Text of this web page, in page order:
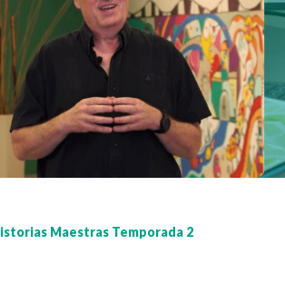
e información
Maestras Temporada 2